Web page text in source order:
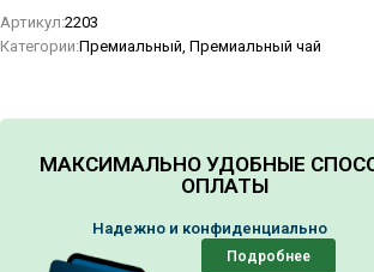
Артикул:2203
Категории:Премиальный, Премиальный чай
МАКСИМАЛЬНО УДОБНЫЕ
ОПЛАТЫ
Надежно и конфиденциально
Подробнее